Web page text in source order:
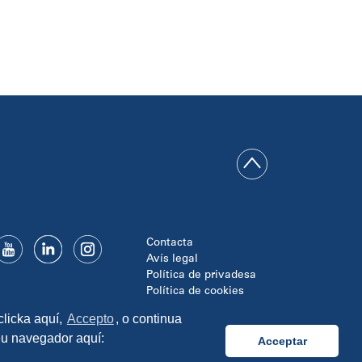
aquí, Accepto, o continua
navegador aquí:
Acceptar
Contacta
Avís legal
Política de privadesa
Política de cookies
TipTop Learning